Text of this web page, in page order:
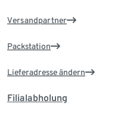
Versandpartner
Packstation
Lieferadresse ändern
Filialabholung